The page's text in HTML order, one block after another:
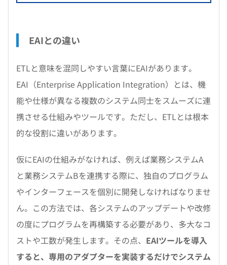
EAIとの違い
ETLと意味を混同しやすい言葉にEAIがあります。
EAI（Enterprise Application Integration）とは、機
能や仕様が異なる複数のシステム同士をスムーズに連
携させる仕組みやツールです。ただし、ETLとは根本
的な役割に違いがあります。
仮にEAIの仕組みがなければ、例えば業務システムA
と業務システムBを連携する際に、独自のプログラム
やインターフェースを個別に開発しなければなりませ
ん。この方法では、各システムのアップデートや改修
の度にプログラムを再構築する必要があり、多大なコ
ストや工数が発生します。その点、 EAIツールを導入
すると、専用のアダプターを実装するだけでシステム